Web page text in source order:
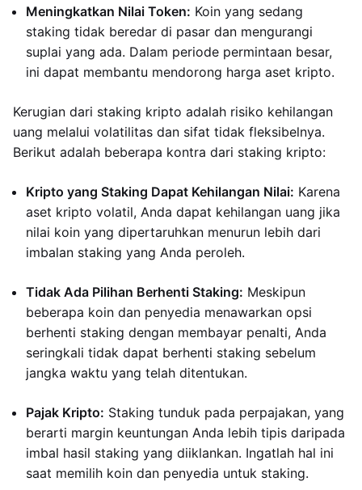
Meningkatkan Nilai Token: Koin yang sedang
staking tidak beredar di pasar dan mengurangi
suplai yang ada. Dalam periode permintaan besar,
ini dapat membantu mendorong harga aset kripto.
Kerugian dari staking kripto adalah risiko kehilangan
uang melalui volatilitas dan sifat tidak fleksibelnya.
Berikut adalah beberapa kontra dari staking kripto:
Kripto yang Staking Dapat Kehilangan Nilai: Karena
aset kripto volatil, Anda dapat kehilangan uang jika
nilai koin yang dipertaruhkan menurun lebih dari
imbalan staking yang Anda peroleh.
Tidak Ada Pilihan Berhenti Staking: Meskipun
beberapa koin dan penyedia menawarkan opsi
berhenti staking dengan membayar penalti, Anda
seringkali tidak dapat berhenti staking sebelum
jangka waktu yang telah ditentukan.
Pajak Kripto: Staking tunduk pada perpajakan, yang
berarti margin keuntungan Anda lebih tipis daripada
imbal hasil staking yang diiklankan. Ingatlah hal ini
saat memilih koin dan penyedia untuk staking.